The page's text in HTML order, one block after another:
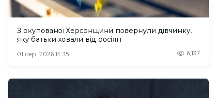
З окупованої Херсонщини повернули дівчинку,
яку батьки ховали від росіян
01 сер. 2026 14:35 6,137